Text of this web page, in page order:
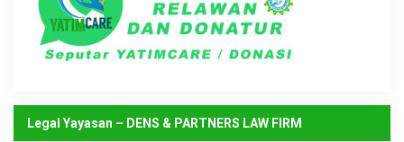
Legal Yayasan – DENS & PARTNERS LAW FIRM